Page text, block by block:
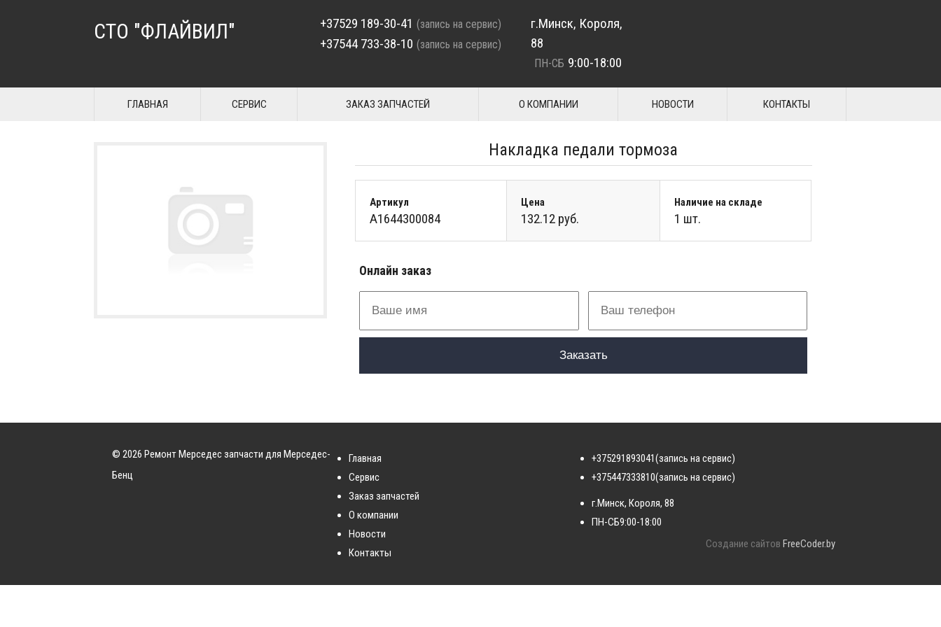
СТО "ФЛАЙВИЛ" +37529 189-30-41 (запись на сервис)
+37544 733-38-10 (запись на сервис)
г.Минск, Короля,
88
ПН-СБ 9:00-18:00
ГЛАВНАЯ СЕРВИС ЗАКАЗ ЗАПЧАСТЕЙ О КОМПАНИИ НОВОСТИ КОНТАКТЫ
Накладка педали тормоза
Артикул
A1644300084
Цена
132.12 руб.
Наличие на складе
1 шт.
Онлайн заказ
© 2026 Ремонт Мерседес запчасти для Мерседес-
Бенц
Главная
Сервис
Заказ запчастей
О компании
Новости
Контакты
+375291893041(запись на сервис)
+375447333810(запись на сервис)
г.Минск, Короля, 88
ПН-СБ9:00-18:00
Создание сайтов FreeCoder.by